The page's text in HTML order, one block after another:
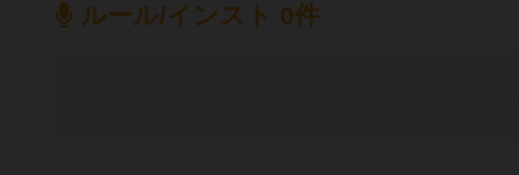
ルール/インスト 0件